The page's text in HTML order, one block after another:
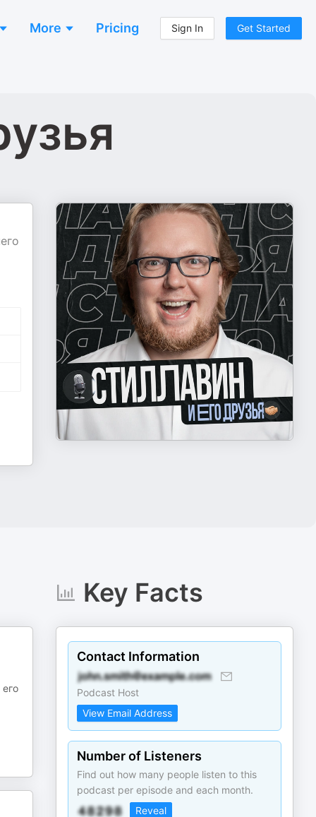
More Pricing Sign In Get Started
Key Facts
Contact Information
Podcast Host
View Email Address
Number of Listeners
Find out how many people listen to this
podcast per episode and each month.
Reveal